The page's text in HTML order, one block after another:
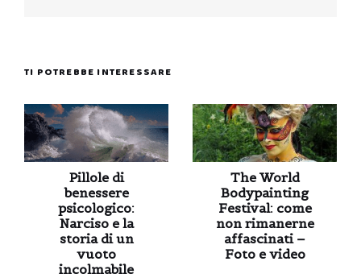
TI POTREBBE INTERESSARE
Pillole di
benessere
psicologico:
Narciso e la
storia di un
vuoto
incolmabile
The World
Bodypainting
Festival: come
non rimanerne
affascinati –
Foto e video